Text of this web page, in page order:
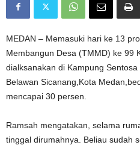
MEDAN – Memasuki hari ke 13
Membangun Desa (TMMD) ke 99
dialksanakan di Kampung
Belawan Sicanang,Kota
mencapai 30 persen.
Ramsah mengatakan, selama
tinggal dirumahnya. Beliau sudah